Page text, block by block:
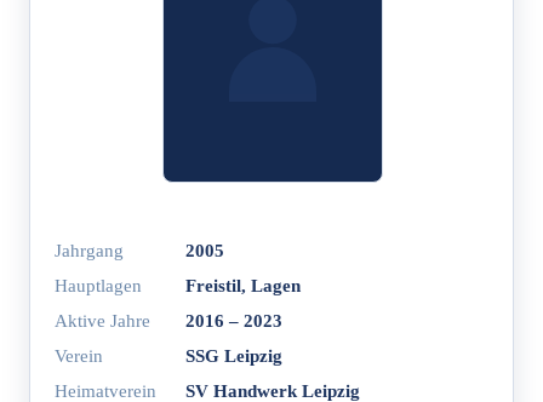
Jahrgang
2005
Hauptlagen
Freistil, Lagen
Aktive Jahre
2016 – 2023
Verein
SSG Leipzig
Heimatverein
SV Handwerk Leipzig